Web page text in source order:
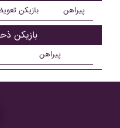
بازیکن پیراهن
بازیکن
پیراهن